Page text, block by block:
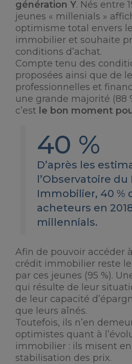
génération Y. Nés entre
jeunes « millenials »
optimisme total envers
immobilier et souhaite
conditions d’achat.
Compte tenu des
proposées ainsi que de
professionnelles et
une grande majorité (88
c’est le bon moment
40 %
D’après les
l’Observatoire du
Immobilier, 40 %
acheteurs en
millennials.
Afin de pouvoir accéder
crédit immobilier reste
par ces jeunes (95 %).
qui résulte de leur
de leur capacité
que leurs aînés.
Toutefois, ils n’en
optimistes quant à
immobilier : ils misent
stabilisation des prix.